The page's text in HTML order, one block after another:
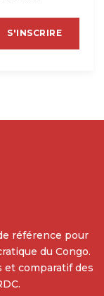
S'INSCRIRE
référence pour
du Congo.
comparatif des